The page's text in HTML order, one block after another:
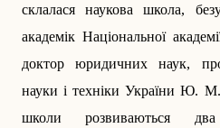
склалася наукова школа,
академік Національної
доктор юридичних наук,
науки і техніки України Ю.
школи розвиваються